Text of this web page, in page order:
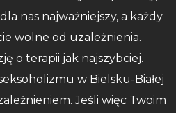
nas najważniejszy, a każdy
wolne od uzależnienia.
o terapii jak najszybciej.
w Bielsku-Białej
Jeśli więc Twoim